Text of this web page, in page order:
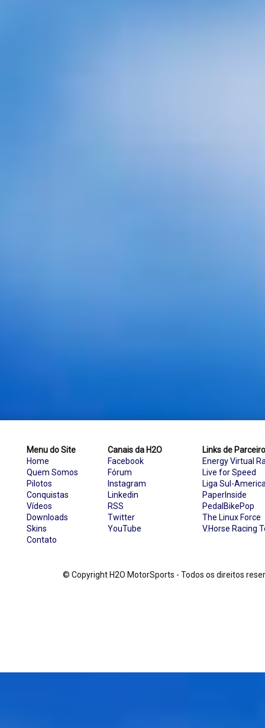
Menu do Site
Home
Quem Somos
Pilotos
Conquistas
Vídeos
Downloads
Skins
Contato
Canais da H2O
Facebook
Fórum
Instagram
Linkedin
RSS
Twitter
YouTube
Links de
Energy Virtual
Live for Speed
Liga Sul-
PaperInside
PedalBikePop
The Linux Force
V.Horse Racing
© Copyright H2O MotorSports - Todos os direitos